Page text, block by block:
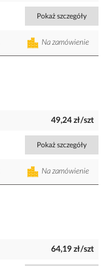
Pokaż szczegóły
Na zamówienie
49,24 zł/szt
Pokaż szczegóły
Na zamówienie
64,19 zł/szt